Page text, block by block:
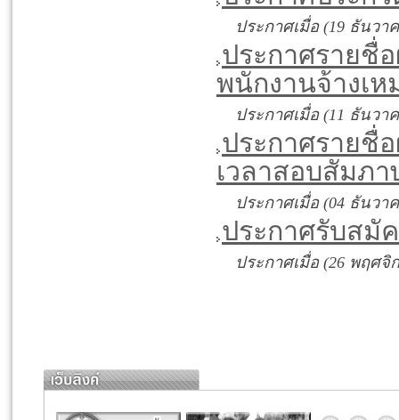
ประกาศเมื่อ (19 ธันวา
ประกาศรายชื่
พนักงานจ้างเห
ประกาศเมื่อ (11 ธันวา
ประกาศรายชื่
เวลาสอบสัมภ
ประกาศเมื่อ (04 ธันวา
ประกาศรับสมั
ประกาศเมื่อ (26 พฤศจิ